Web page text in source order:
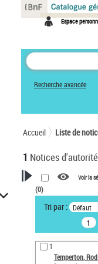
Espace
Recherche avancée
Accueil Liste de
1 Notices d'autorité
VOTRE RECHERCHE
Recherche
notices d’autorité
Œuvres liées à
Temperton, Rod
Voir la
(0)
Tri par : Défaut
1
Temperton,
Panneau de gestion des